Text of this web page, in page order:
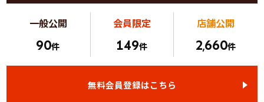
一般公開
90件
会員限定
149件
店舗公開
2,660件
無料会員登録はこちら